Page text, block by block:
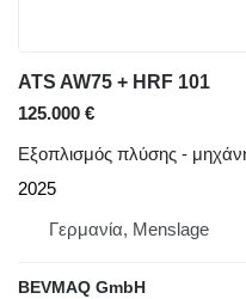
ATS AW75 + HRF 101
125.000 €
Εξοπλισμός πλύσης -
2025
Γερμανία, Menslage
BEVMAQ GmbH